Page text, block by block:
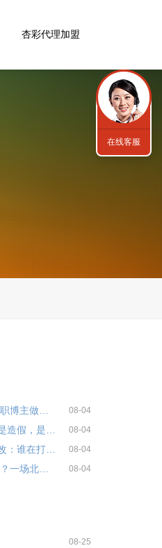
杏彩代理加盟
为什么2026年的离职博主做不下去... 08-04
08-04
线上接单、线下暗改：谁在打通新... 08-04
申根签证死于2026？一场北非移民... 08-04
08-25
在线客服